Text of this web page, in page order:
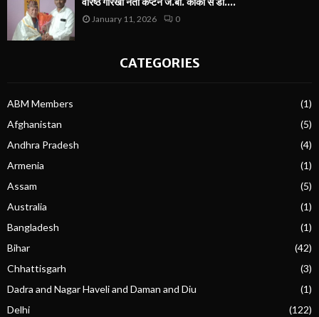
January 11, 2026 0
CATEGORIES
ABM Members
(1)
Afghanistan
(5)
Andhra Pradesh
(4)
Armenia
(1)
Assam
(5)
Australia
(1)
Bangladesh
(1)
Bihar
(42)
Chhattisgarh
(3)
Dadra and Nagar Haveli and Daman and Diu
(1)
Delhi
(122)